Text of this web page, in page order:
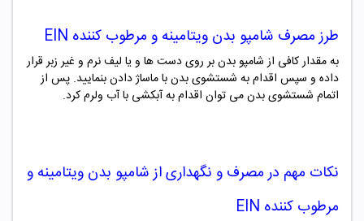
طرز مصرف شامپو بدن ویتامینه و مرطوب کننده EIN
به مقدار کافی از شامپو بدن بر روی دست ها و یا لیف نرم و غیر زبر قرار
داده و سپس اقدام به شستشوی بدن با ماساژ دادن بنمایید. پس از
اتمام شستشوی بدن می توان اقدام به آبکشی با آب ولرم کرد.
نکات مهم در مصرف و نگهداری ازشامپو بدن ویتامینه و
مرطوب کننده EIN